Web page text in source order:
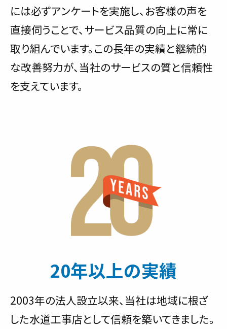
には必ずアンケートを実施し、お客様の声を
直接伺うことで、サービス品質の向上に常に
取り組んでいます。この長年の実績と継続的
な改善努力が、当社のサービスの質と信頼性
を支えています。
20年以上の実績
2003年の法人設立以来、当社は地域に根ざ
した水道工事店として信頼を築いてきました。